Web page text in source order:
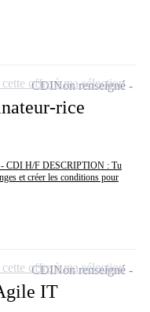
rice
- CDI H/F DESCRIPTION : Tu
et créer les conditions pour
CDINon renseigné
offre à ma sélection
IT
CDINon renseigné
offre à ma sélection